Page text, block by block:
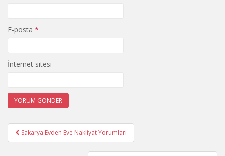
E-posta *
İnternet sitesi
Yazı
gezinmesi
Sakarya Evden Eve Nakliyat Yorumları